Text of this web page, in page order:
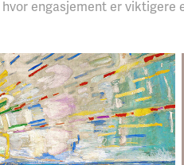
engasjement er viktigere